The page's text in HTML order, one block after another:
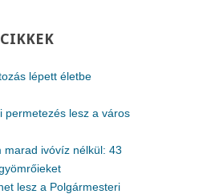
CIKKEK
lépett életbe
permetezés lesz a város
marad ivóvíz nélkül: 43
lesz a Polgármesteri